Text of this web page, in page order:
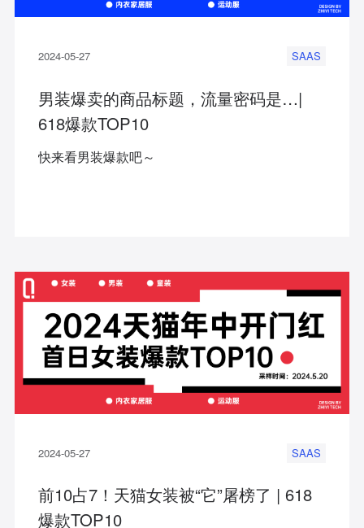
2024-05-27 SAAS
男装爆卖的商品标题，流量密码是…|
618爆款TOP10
快来看男装爆款吧～
2024-05-27 SAAS
前10占7！天猫女装被“它”屠榜了 | 618
爆款TOP10